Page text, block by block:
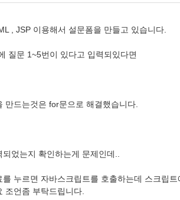
, JSP 이용해서 설문폼을 만들고 있습니다.
질문 1~5번이 있다고 입력되있다면
만드는것은 for문으로 해결했습니다.
되었는지 확인하는게 문제인데..
를 누르면 자바스크립트를 호출하는데 스크립
조언좀 부탁드립니다.